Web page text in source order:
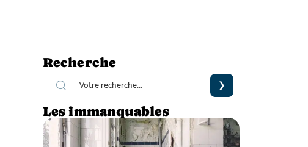
Recherche
Les immanquables